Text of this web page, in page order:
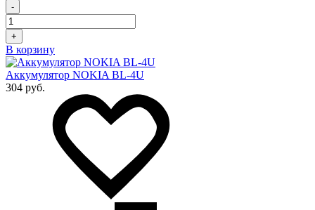
-
+
В корзину
Аккумулятор NOKIA BL-4U
304 руб.